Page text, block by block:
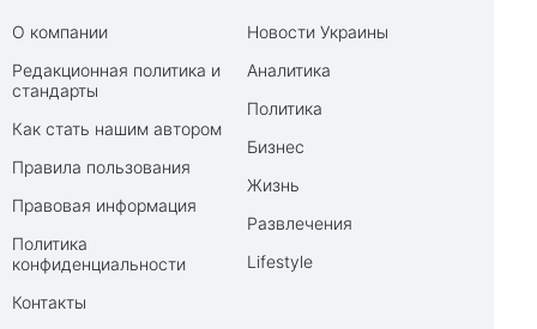
О компании
Редакционная политика и
стандарты
Как стать нашим автором
Правила пользования
Правовая информация
Политика
конфиденциальности
Контакты
Новости Украины
Аналитика
Политика
Бизнес
Жизнь
Развлечения
Lifestyle